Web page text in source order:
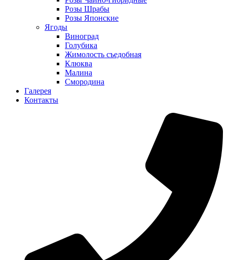
Розы Шрабы
Розы Японские
Ягоды
Виноград
Голубика
Жимолость съедобная
Клюква
Малина
Смородина
Галерея
Контакты